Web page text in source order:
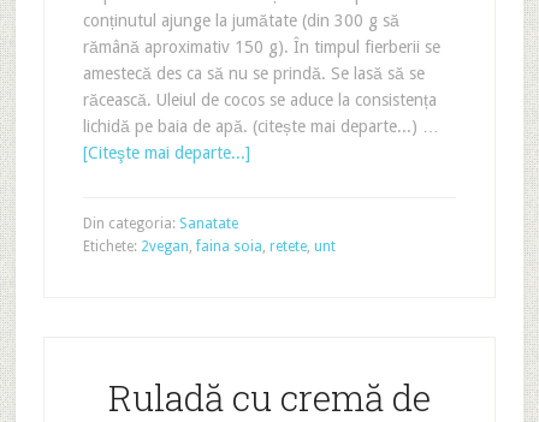
conținutul ajunge la jumătate (din 300 g să
rămână aproximativ 150 g). În timpul fierberii se
amestecă des ca să nu se prindă. Se lasă să se
răcească. Uleiul de cocos se aduce la consistența
lichidă pe baia de apă. (citește mai departe...) …
[Citeşte mai departe...]
Din categoria: Sanatate
Etichete: 2vegan,faina soia, retete, unt
Ruladă cu cremă de